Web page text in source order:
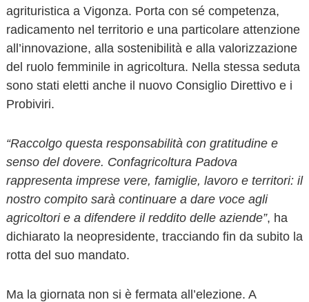
agrituristica a Vigonza. Porta con sé competenza,
radicamento nel territorio e una particolare attenzione
all’innovazione, alla sostenibilità e alla valorizzazione
del ruolo femminile in agricoltura. Nella stessa seduta
sono stati eletti anche il nuovo Consiglio Direttivo e i
Probiviri.
“Raccolgo questa responsabilità con gratitudine e
senso del dovere. Confagricoltura Padova
rappresenta imprese vere, famiglie, lavoro e territori: il
nostro compito sarà continuare a dare voce agli
agricoltori e a difendere il reddito delle aziende”, ha
dichiarato la neopresidente, tracciando fin da subito la
rotta del suo mandato.
Ma la giornata non si è fermata all’elezione. A